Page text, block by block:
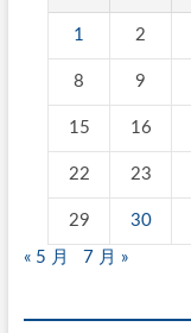
1 2
8 9
15 16
22 23
29 30
« 5 月 7 月 »